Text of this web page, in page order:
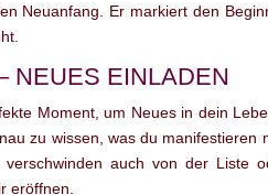
Neuanfang. Er markiert den
NEUES EINLADEN
Moment, um Neues in dein
zu wissen, was du
verschwinden auch von der
eröffnen.